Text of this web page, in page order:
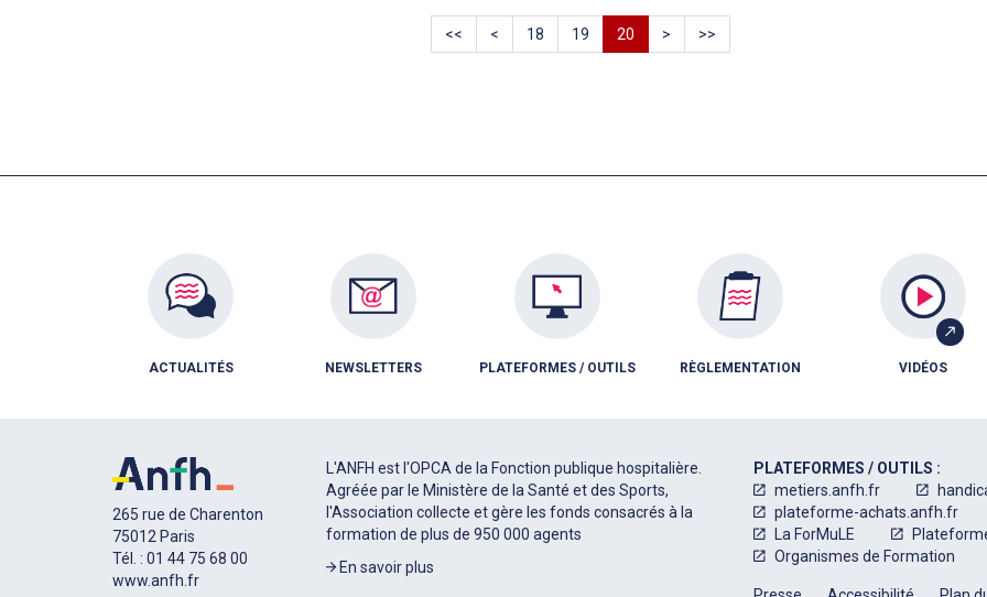
<< < 18 19 20 > >>
ACTUALITÉS NEWSLETTERS PLATEFORMES / OUTILS RÈGLEMENTATION VIDÉOS
265 rue de Charenton
75012 Paris
Tél. : 01 44 75 68 00
www.anfh.fr
L'ANFH est l'OPCA de la Fonction publique hospitalière.
Agréée par le Ministère de la Santé et des Sports,
l'Association collecte et gère les fonds consacrés à la
formation de plus de 950 000 agents
En savoir plus
PLATEFORMES / OUTILS :
metiers.anfh.fr
plateforme-achats.anfh.fr
La ForMuLE
Organismes de Formation